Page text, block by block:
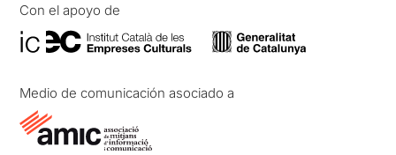
Con el apoyo de
Medio de comunicación asociado a